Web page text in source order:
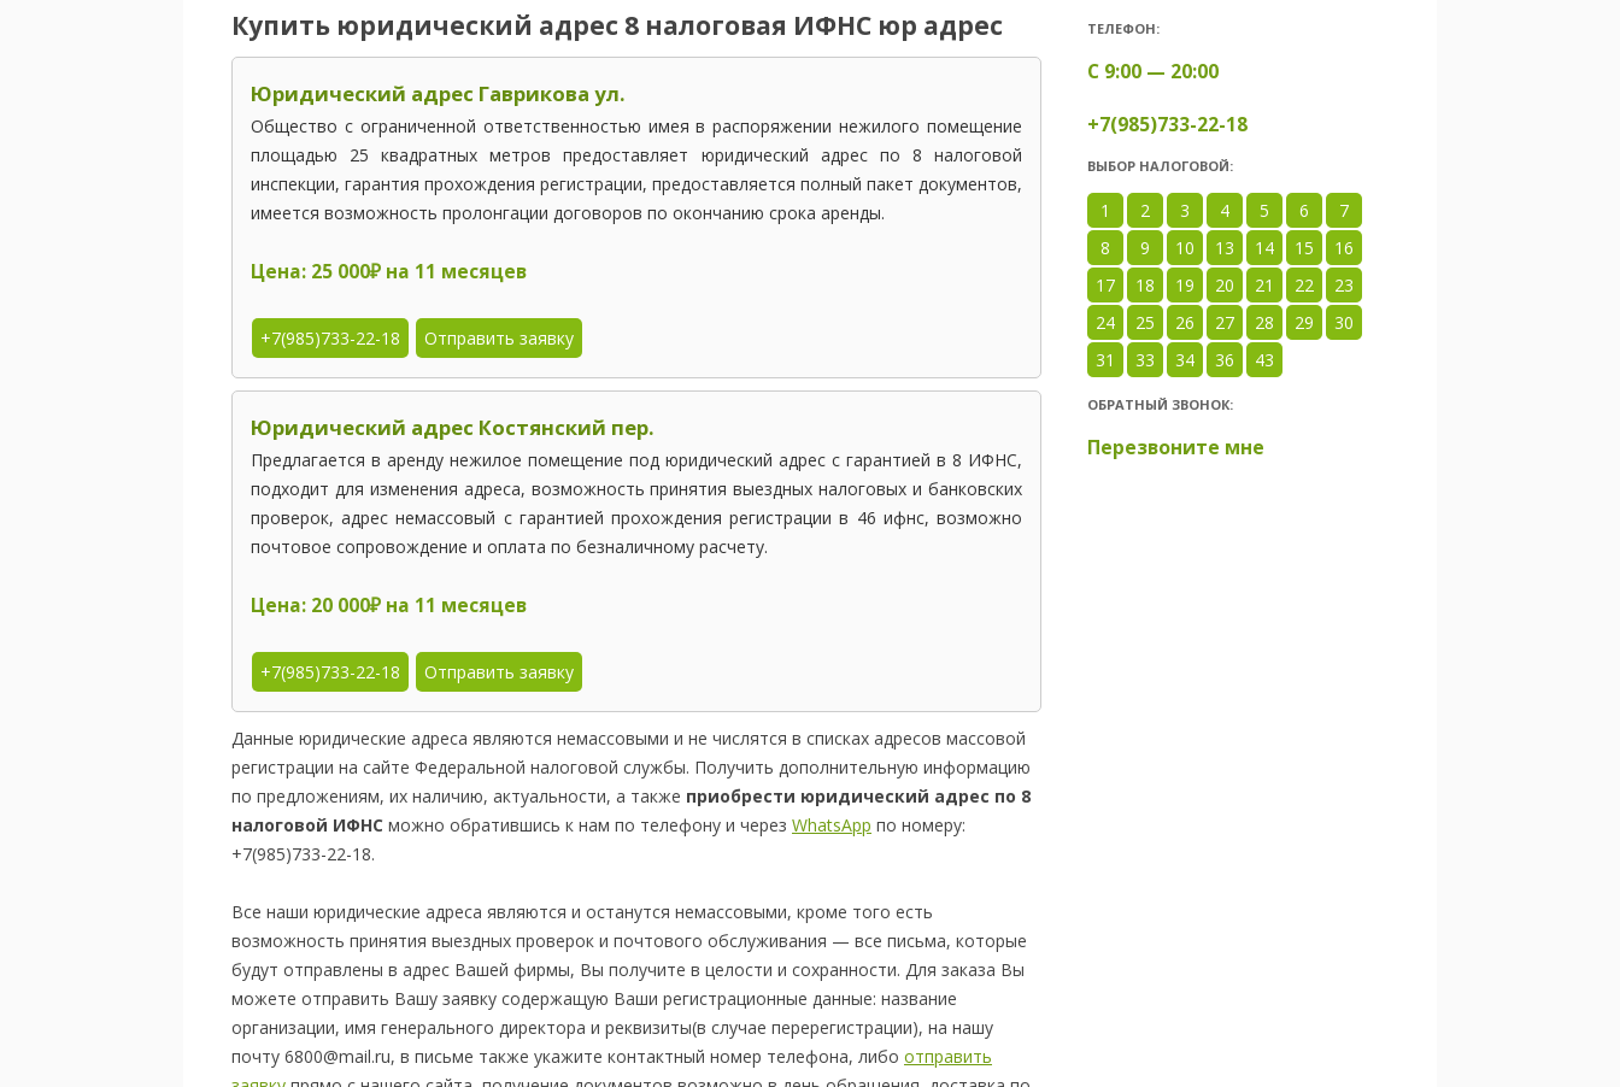
10 НАЛОГОВАЯ
31 НАЛОГОВАЯ
34 НАЛОГОВАЯ
Купить юридический адрес 8 налоговая ИФНС юр адрес
Юридический адрес Гаврикова ул.
Общество с ограниченной ответственностью имея в распоряжении нежилого помещение
площадью 25 квадратных метров предоставляет юридический адрес по 8 налоговой
инспекции, гарантия прохождения регистрации, предоставляется полный пакет документов,
имеется возможность пролонгации договоров по окончанию срока аренды.
Цена: 25 000₽ на 11 месяцев
+7(985)733-22-18 Отправить заявку
Юридический адрес Костянский пер.
Предлагается в аренду нежилое помещение под юридический адрес с гарантией в 8 ИФНС,
подходит для изменения адреса, возможность принятия выездных налоговых и банковских
проверок, адрес немассовый с гарантией прохождения регистрации в 46 ифнс, возможно
почтовое сопровождение и оплата по безналичному расчету.
Цена: 20 000₽ на 11 месяцев
+7(985)733-22-18 Отправить заявку
Данные юридические адреса являются немассовыми и не числятся в списках адресов массовой
регистрации на сайте Федеральной налоговой службы. Получить дополнительную информацию
по предложениям, их наличию, актуальности, а также приобрести юридический адрес по 8
налоговой ИФНС можно обратившись к нам по телефону и через WhatsApp по номеру:
+7(985)733-22-18.
Все наши юридические адреса являются и останутся немассовыми, кроме того есть
возможность принятия выездных проверок и почтового обслуживания — все письма, которые
будут отправлены в адрес Вашей фирмы, Вы получите в целости и сохранности. Для заказа Вы
можете отправить Вашу заявку содержащую Ваши регистрационные данные: название
организации, имя генерального директора и реквизиты(в случае перерегистрации), на нашу
почту 6800@mail.ru, в письме также укажите контактный номер телефона, либо отправить
ТЕЛЕФОН:
С 9:00 — 20:00
+7(985)733-22-18
ВЫБОР НАЛОГОВОЙ:
1 2 3 4 5 6
7
8
9 10 13 14 15
16
17
18 19 20 21 22
23
24
25 26 27 28 29
30
31
33 34 36 43
ОБРАТНЫЙ ЗВОНОК:
Перезвоните мне